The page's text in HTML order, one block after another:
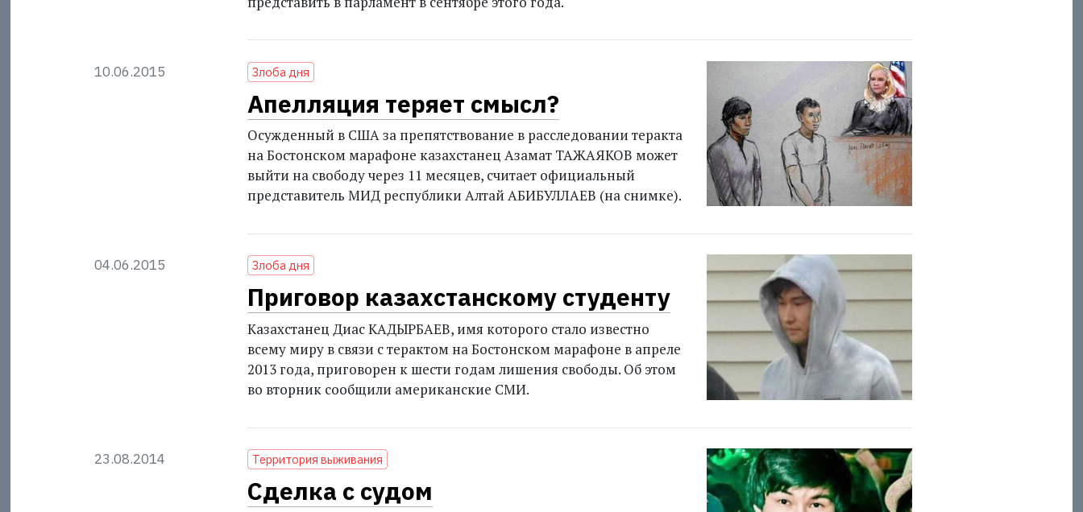
10.06.2015 Злоба дня
Апелляция теряет смысл?
Осужденный в США за препятствование в расследовании теракта
на Бостонском марафоне казахстанец Азамат ТАЖАЯКОВ может
выйти на свободу через 11 месяцев, считает официальный
представитель МИД республики Алтай АБИБУЛЛАЕВ (на снимке).
04.06.2015 Злоба дня
Приговор казахстанскому студенту
Казахстанец Диас КАДЫРБАЕВ, имя которого стало известно
всему миру в связи с терактом на Бостонском марафоне в апреле
2013 года, приговорен к шести годам лишения свободы. Об этом
во вторник сообщили американские СМИ.
23.08.2014 Территория выживания
Сделка с судом